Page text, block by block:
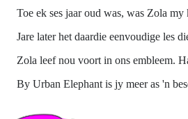
Toe ek ses jaar oud was, was Zola
Jare later het daardie eenvoudige les
Zola leef nou voort in ons embleem.
By Urban Elephant is jy meer as 'n